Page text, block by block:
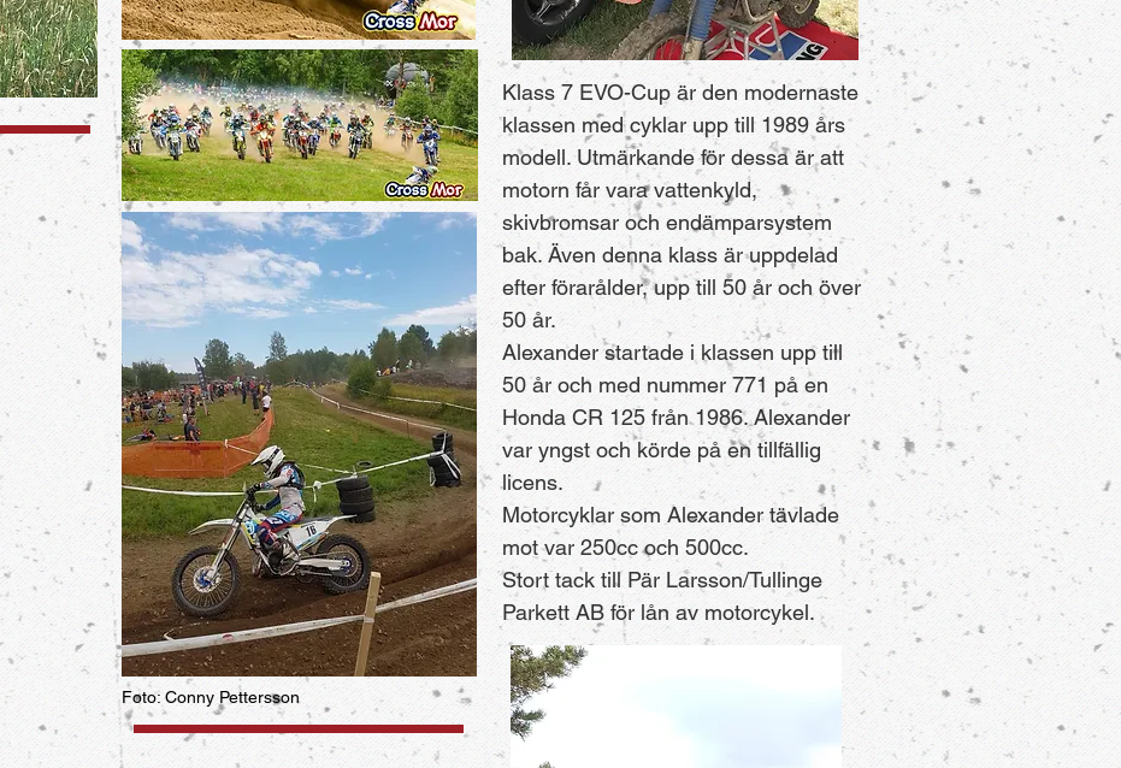
Foto: Conny Pettersson
Klass 7 EVO-Cup är den modernaste
klassen med cyklar upp till 1989 års
modell. Utmärkande för dessa är att
motorn får vara vattenkyld,
skivbromsar och endämparsystem
bak. Även denna klass är uppdelad
efter förarålder, upp till 50 år och över
50 år.
Alexander startade i klassen upp till
50 år och med nummer 771 på en
Honda CR 125 från 1986. Alexander
var yngst och körde på en tillfällig
licens.
Motorcyklar som Alexander tävlade
mot var 250cc och 500cc.
Stort tack till Pär Larsson/Tullinge
Parkett AB för lån av motorcykel.